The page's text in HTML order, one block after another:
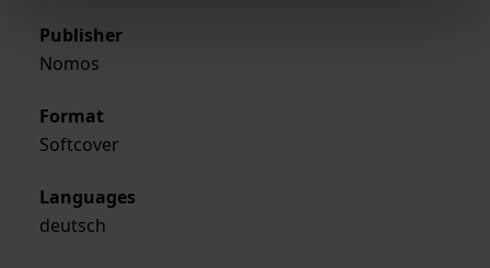
Publisher
Nomos
Format
Softcover
Languages
deutsch